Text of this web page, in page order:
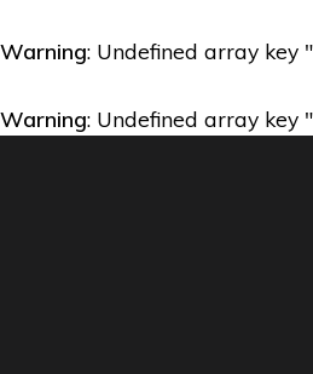
Warning: Undefined array key
Warning: Undefined array key